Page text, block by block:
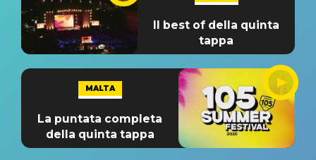
Il best of della quinta
tappa
MALTA
La puntata completa
della quinta tappa